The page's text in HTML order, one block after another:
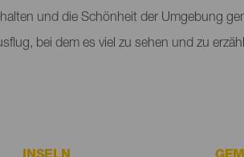
und die Schönheit der Umgebung
bei dem es viel zu sehen und zu